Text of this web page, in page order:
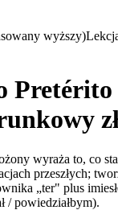
wyższy)
Pretérito
wyraża to, co
przeszłych;
„ter" plus
/ powiedziałbym).